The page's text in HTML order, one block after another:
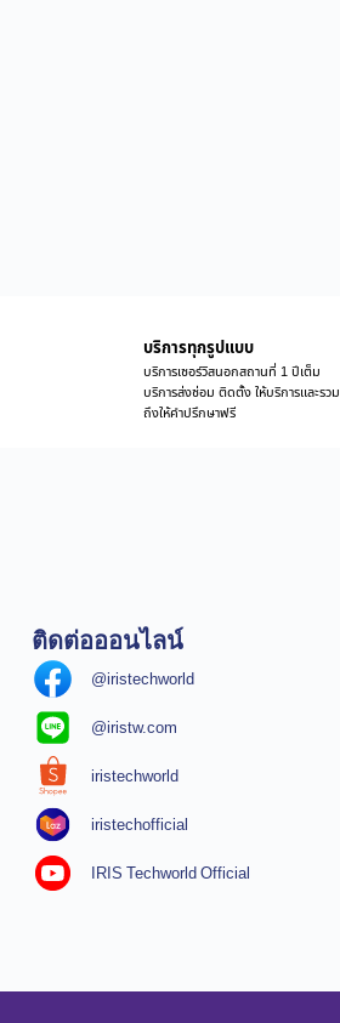
บริการทุกรูปแบบ
บริการเซอร์วิสนอกสถานที่ 1 ปีเต็ม
บริการส่งซ่อม ติดตั้ง ให้บริการและรวม
ถึงให้คำปรึกษาฟรี
ติดต่อออนไลน์
@iristechworld
@iristw.com
iristechworld
iristechofficial
IRIS Techworld Official